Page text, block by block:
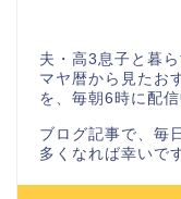
夫・高3息子と暮
マヤ暦から見たお
を、毎朝6時に配信
ブログ記事で、毎
多くなれば幸いで